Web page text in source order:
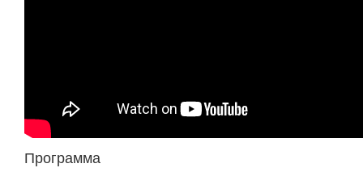
Программа